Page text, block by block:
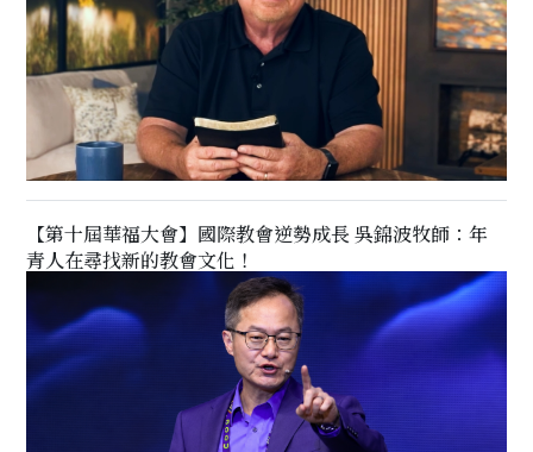
【第十屆華福大會】國際教會逆勢成長 吳錦波牧師：年
青人在尋找新的教會文化！